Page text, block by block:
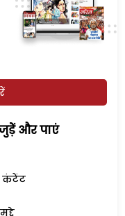
और पाएं
कंटेंट